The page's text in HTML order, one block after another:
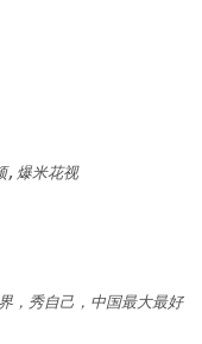
,爆米花视
，秀自己，中国最大最好